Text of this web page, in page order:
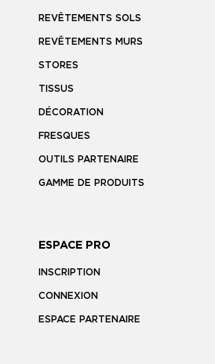
REVÊTEMENTS SOLS
REVÊTEMENTS MURS
STORES
TISSUS
DÉCORATION
FRESQUES
OUTILS PARTENAIRE
GAMME DE PRODUITS
ESPACE PRO
INSCRIPTION
CONNEXION
ESPACE PARTENAIRE